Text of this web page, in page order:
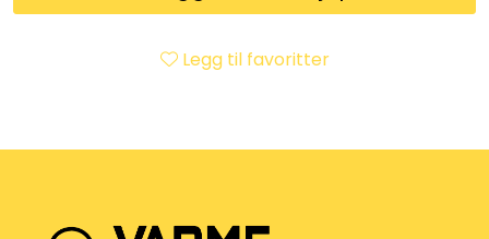
Legg til favoritter
Klemringskoblinger